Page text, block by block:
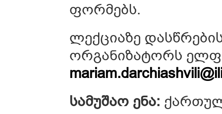
ფორმებს.
ლექციაზე
ორგანიზატორს
სამუშაო ენა: